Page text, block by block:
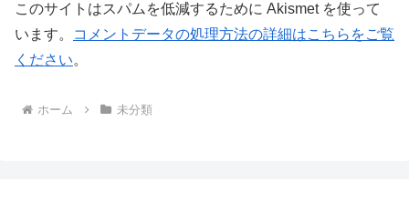
このサイトはスパムを低減するために Akismet を使って
います。
コメントデータの処理方法の詳細はこちらをご覧
ください。
ホーム 未分類